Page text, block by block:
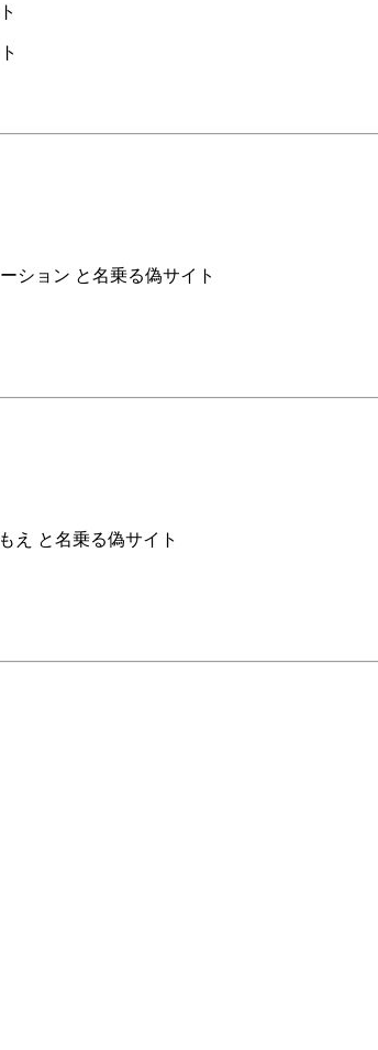
ション と名乗る偽サイト
え と名乗る偽サイト